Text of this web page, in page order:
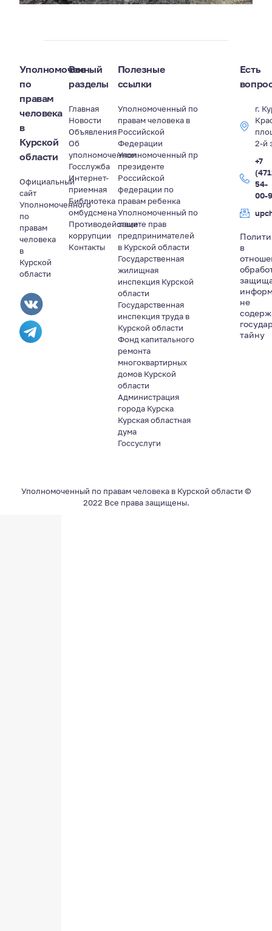
Уполномоченный
по
правам
человека
в
Курской
области
Официальный
сайт
Уполномоченного
по
правам
человека
в
Курской
области
Все
разделы
Главная
Новости
Объявления
Об
уполномоченном
Госслужба
Интернет-
приемная
Библиотека
омбудсмена
Противодействие
коррупции
Контакты
Полезные
ссылки
Уполномоченный по
правам человека в
Российской
Федерации
Уполномоченный пр
президенте
Российской
федерации по
правам ребенка
Уполномоченный по
защите прав
предпринимателей
в Курской области
Государственная
жилищная
инспекция Курской
области
Государственная
инспекция труда в
Курской области
Фонд капитального
ремонта
многоквартирных
домов Курской
области
Администрация
города Курска
Курская областная
дума
Госсуслуги
Есть
г.
2-й
+7
54-
00-
в
не
тайну
Уполномоченный по правам человека в Курской области ©
2022 Все права защищены.